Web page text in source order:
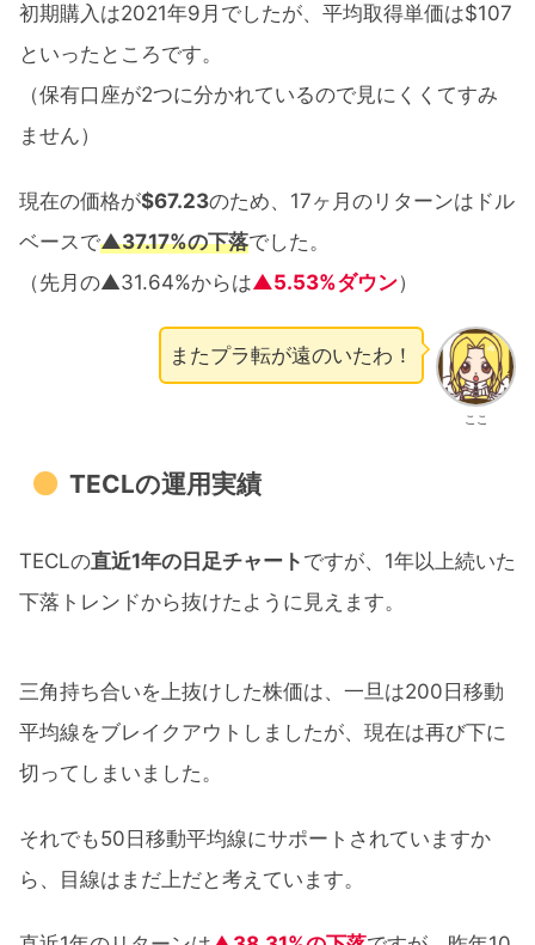
初期購入は2021年9月でしたが、平均取得単価は$107
といったところです。
（保有口座が2つに分かれているので見にくくてすみ
ません）
現在の価格が$67.23のため、17ヶ月のリターンはドル
ベースで▲37.17%の下落でした。
（先月の▲31.64%からは▲5.53%ダウン）
ここ
またプラ転が遠のいたわ！
TECLの運用実績
TECLの直近1年の日足チャート ですが、1年以上続いた
下落トレンドから抜けたように見えます。
三角持ち合いを上抜けした株価は、一旦は200日移動
平均線をブレイクアウトしましたが、現在は再び下に
切ってしまいました。
それでも50日移動平均線にサポートされていますか
ら、目線はまだ上だと考えています。